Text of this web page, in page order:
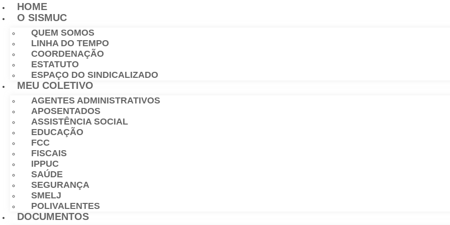
HOME
O SISMUC
QUEM SOMOS
LINHA DO TEMPO
COORDENAÇÃO
ESTATUTO
ESPAÇO DO SINDICALIZADO
MEU COLETIVO
AGENTES ADMINISTRATIVOS
APOSENTADOS
ASSISTÊNCIA SOCIAL
EDUCAÇÃO
FCC
FISCAIS
IPPUC
SAÚDE
SEGURANÇA
SMELJ
POLIVALENTES
DOCUMENTOS